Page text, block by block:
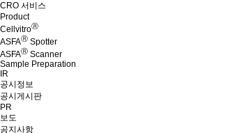
CRO 서비스
Product
CellvitroⓇ
ASFAⓇ Spotter
ASFAⓇ Scanner
Sample Preparation
IR
공시정보
공시게시판
PR
보도
공지사항